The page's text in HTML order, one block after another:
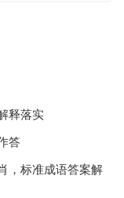
释落实
答
，标准成语答案解